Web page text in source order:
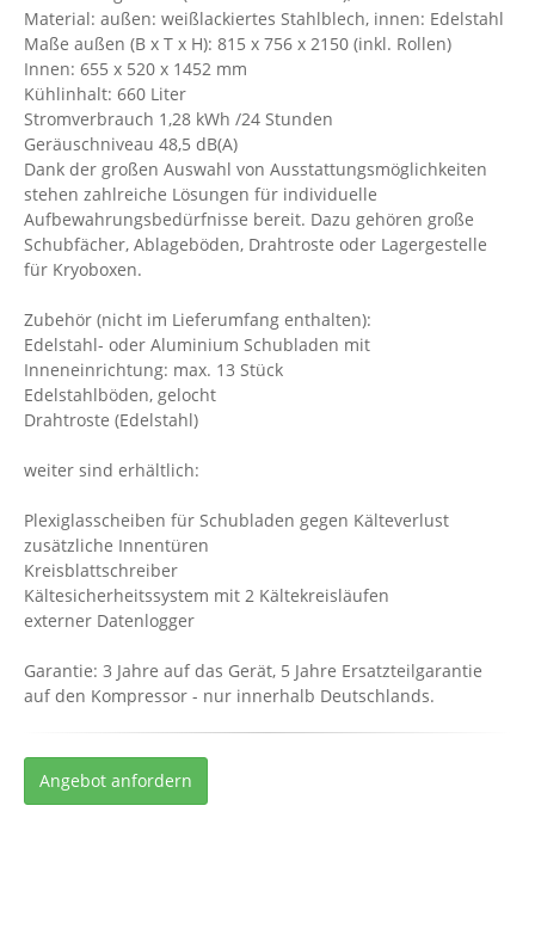
Material: außen: weißlackiertes Stahlblech, innen: Edelstahl
Maße außen (B x T x H): 815 x 756 x 2150 (inkl. Rollen)
Innen: 655 x 520 x 1452 mm
Kühlinhalt: 660 Liter
Stromverbrauch 1,28 kWh /24 Stunden
Geräuschniveau 48,5 dB(A)
Dank der großen Auswahl von Ausstattungsmöglichkeiten
stehen zahlreiche Lösungen für individuelle
Aufbewahrungsbedürfnisse bereit. Dazu gehören große
Schubfächer, Ablageböden, Drahtroste oder Lagergestelle
für Kryoboxen.
Zubehör (nicht im Lieferumfang enthalten):
Edelstahl- oder Aluminium Schubladen mit
Inneneinrichtung: max. 13 Stück
Edelstahlböden, gelocht
Drahtroste (Edelstahl)
weiter sind erhältlich:
Plexiglasscheiben für Schubladen gegen Kälteverlust
zusätzliche Innentüren
Kreisblattschreiber
Kältesicherheitssystem mit 2 Kältekreisläufen
externer Datenlogger
Garantie: 3 Jahre auf das Gerät, 5 Jahre Ersatzteilgarantie
auf den Kompressor - nur innerhalb Deutschlands.
Angebot anfordern